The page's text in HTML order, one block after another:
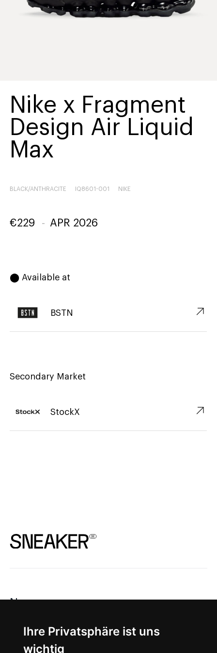
Ihre Privatsphäre ist uns
wichtig
Nike x Fragment
Design Air Liquid
Max
BLACK/ANTHRACITE IQ8601-001 NIKE
€229 - APR 2026
⬤ Available at
BSTN ↗︎
Secondary Market
StockX ↗︎
News
About